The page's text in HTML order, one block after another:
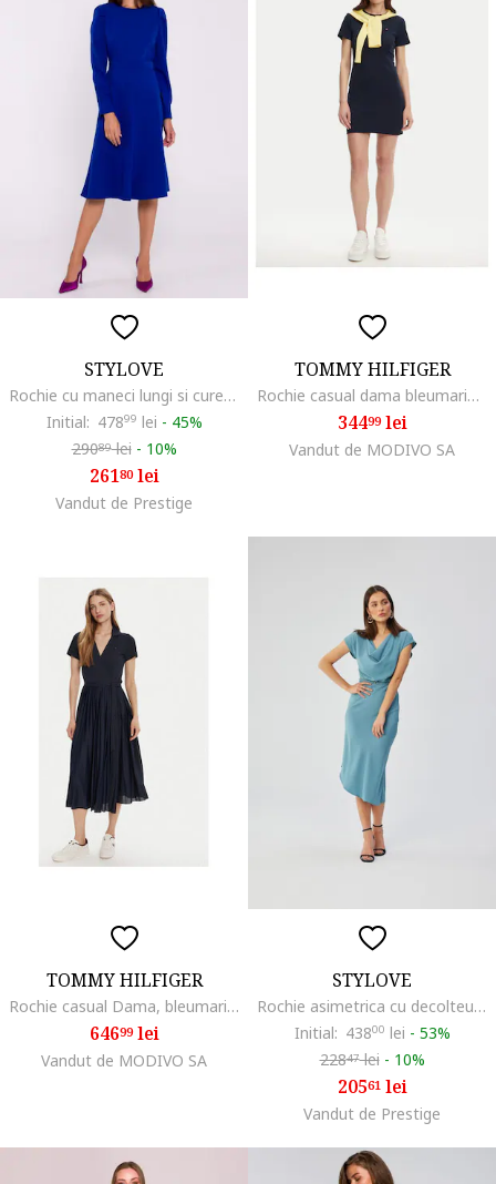
STYLOVE
Rochie cu maneci lungi si curea in talie,
Initial: 47899 lei - 45%
29089lei - 10%
26180lei
Vandut de Prestige
TOMMY HILFIGER
Rochie casual dama bleumarin, material usor
34499lei
Vandut de MODIVO SA
TOMMY HILFIGER
Rochie casual Dama, bleumarin, 100% poliester reciclat
64699lei
Vandut de MODIVO SA
STYLOVE
Rochie asimetrica cu decolteu in cascada,, Albastru
Initial: 43800 lei - 53%
22847lei - 10%
20561lei
Vandut de Prestige